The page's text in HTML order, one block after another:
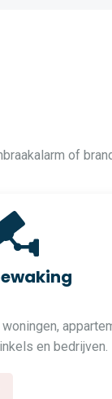
of
woningen,
en bedrijven.